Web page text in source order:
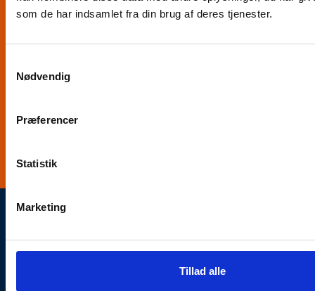
som de har indsamlet fra din brug af deres tjenester.
Nødvendig
Præferencer
Statistik
Marketing
Tillad alle
information. Tilmeld dig i dag og vær med !
OM DSRS